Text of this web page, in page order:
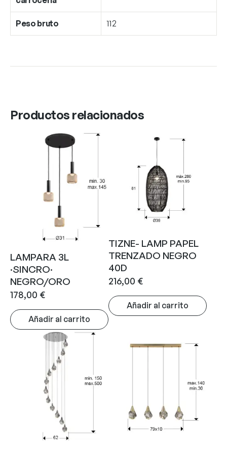
Peso bruto 112
Productos relacionados
LAMPARA 3L
·SINCRO·
NEGRO/ORO
178,00 €
Añadir al carrito
TIZNE- LAMP PAPEL
TRENZADO NEGRO
40D
216,00 €
Añadir al carrito